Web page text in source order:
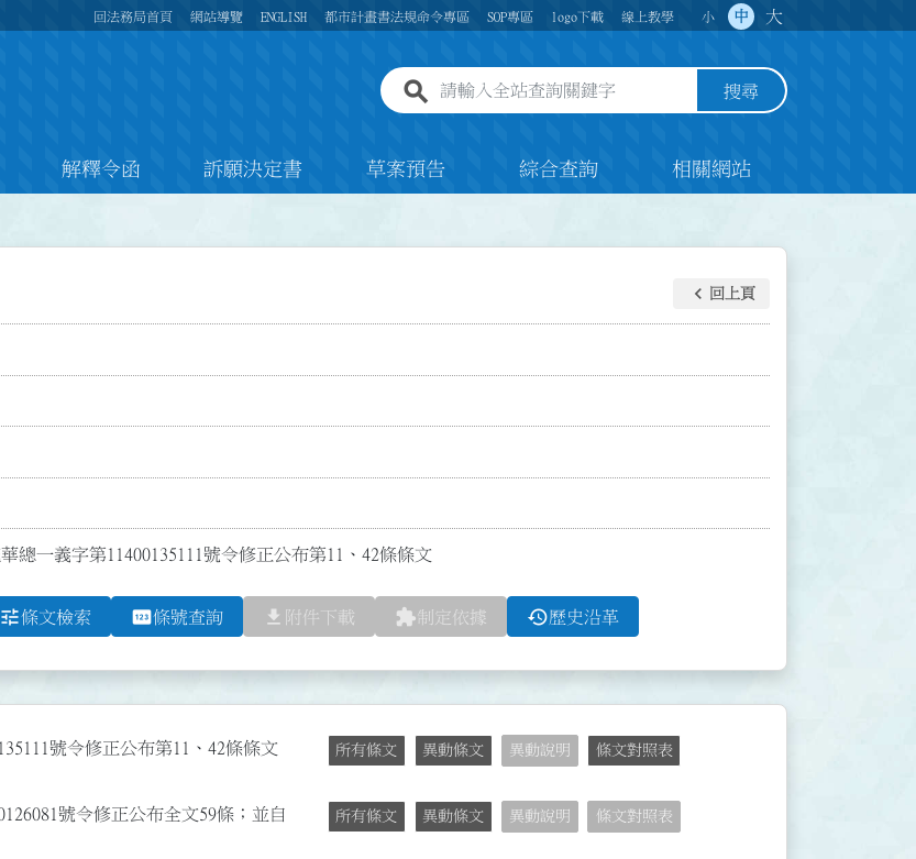
回法務局首頁 網站導覽 ENGLISH 都市計畫書法規命令專區 SOP專區 logo下載 線上教學 小 中 大
全站查詢關鍵字欄位 搜尋
解釋令函 訴願決定書 草案預告 綜合查詢 相關網站
keyboard_arrow_left 回上頁
總一義字第11400135111號令修正公布第11、42條條文
tune條文檢索 pin條號查詢 file_download 附件下載 extension制定依據 history歷史沿革
號令修正公布第11、42條條文 所有條文 異動條文 異動說明 條文對照表
號令修正公布全文59條；並自
所有條文 異動條文 異動說明 條文對照表